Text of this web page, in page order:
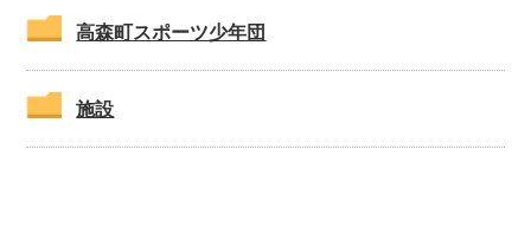
高森町スポーツ少年団
施設